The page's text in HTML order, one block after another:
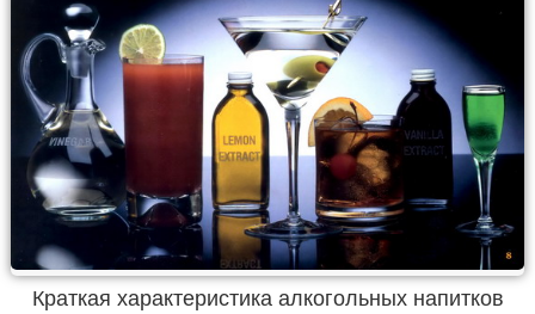
Краткая характеристика алкогольных напитков